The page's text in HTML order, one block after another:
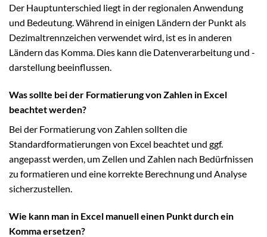
Der Hauptunterschied liegt in der regionalen Anwendung
und Bedeutung. Während in einigen Ländern der Punkt als
Dezimaltrennzeichen verwendet wird, ist es in anderen
Ländern das Komma. Dies kann die Datenverarbeitung und -
darstellung beeinflussen.
Was sollte bei der Formatierung von Zahlen in Excel
beachtet werden?
Bei der Formatierung von Zahlen sollten die
Standardformatierungen von Excel beachtet und ggf.
angepasst werden, um Zellen und Zahlen nach Bedürfnissen
zu formatieren und eine korrekte Berechnung und Analyse
sicherzustellen.
Wie kann man in Excel manuell einen Punkt durch ein
Komma ersetzen?